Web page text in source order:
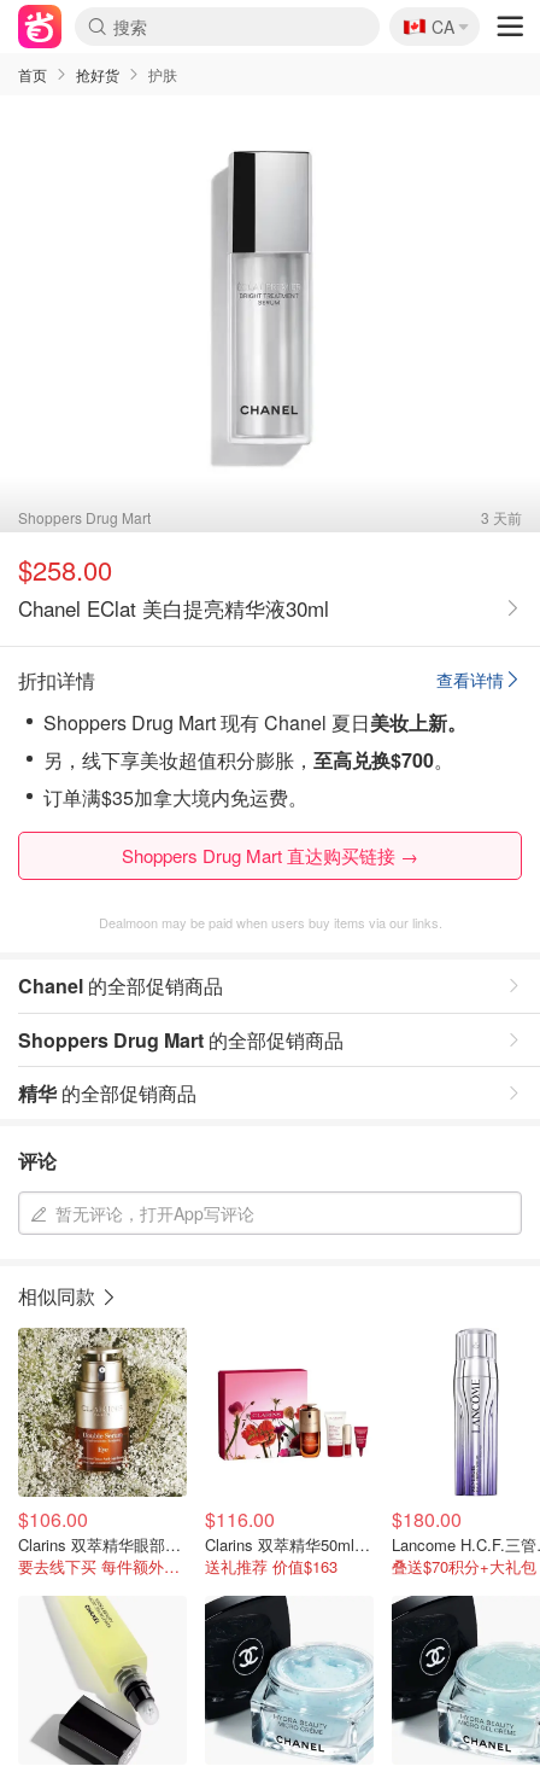
🇨🇦
CA
首页 抢好货 护肤
Shoppers Drug Mart 3 天前
$258.00
Chanel EClat 美白提亮精华液30ml
查看详情
折扣详情
Shoppers Drug Mart 现有 Chanel 夏日美妆上新。
另，线下享美妆超值积分膨胀， 至高兑换$700。
订单满$35加拿大境内免运费。
Shoppers Drug Mart 直达购买链接 →
Dealmoon may be paid when users buy items via our links.
Chanel 的全部促销商品
Shoppers Drug Mart 的全部促销商品
精华的全部促销商品
评论
暂无评论，打开App写评论
相似同款
$106.00
Clarins 双萃精华眼部精华20ml
要去线下买 每件额外送20000积分
$116.00
Clarins 双萃精华50ml礼盒
送礼推荐 价值$163
$180.00
叠送$70积分+大礼包